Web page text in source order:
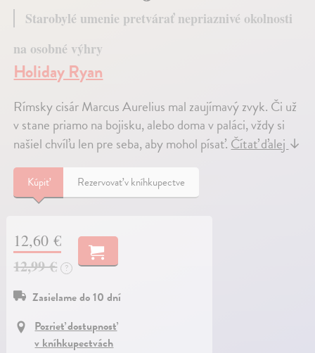
Starobylé umenie pretvárať nepriaznivé okolnosti
na osobné výhry
Holiday Ryan
Rímsky cisár Marcus Aurelius mal zaujímavý zvyk. Či už
v stane priamo na bojisku, alebo doma v paláci, vždy si
našiel chvíľu len pre seba, aby mohol písať.Čítať ďalej↓
Kúpiť Rezervovať v kníhkupectve
12,60 €
12,99 €
?
Zasielame do 10 dní
Pozrieť dostupnosť
v kníhkupectvách